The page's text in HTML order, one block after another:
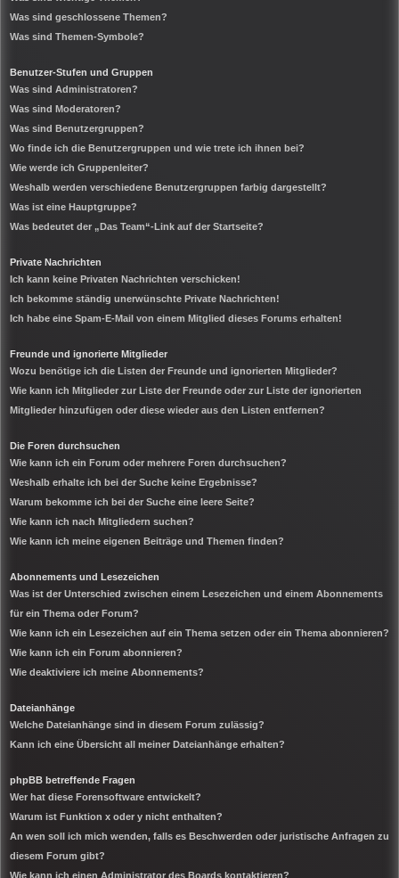
Was sind geschlossene Themen?
Was sind Themen-Symbole?
Benutzer-Stufen und Gruppen
Was sind Administratoren?
Was sind Moderatoren?
Was sind Benutzergruppen?
Wo finde ich die Benutzergruppen und wie trete ich ihnen bei?
Wie werde ich Gruppenleiter?
Weshalb werden verschiedene Benutzergruppen farbig dargestellt?
Was ist eine Hauptgruppe?
Was bedeutet der „Das Team“-Link auf der Startseite?
Private Nachrichten
Ich kann keine Privaten Nachrichten verschicken!
Ich bekomme ständig unerwünschte Private Nachrichten!
Ich habe eine Spam-E-Mail von einem Mitglied dieses Forums erhalten!
Freunde und ignorierte Mitglieder
Wozu benötige ich die Listen der Freunde und ignorierten Mitglieder?
Wie kann ich Mitglieder zur Liste der Freunde oder zur Liste der ignorierten
Mitglieder hinzufügen oder diese wieder aus den Listen entfernen?
Die Foren durchsuchen
Wie kann ich ein Forum oder mehrere Foren durchsuchen?
Weshalb erhalte ich bei der Suche keine Ergebnisse?
Warum bekomme ich bei der Suche eine leere Seite?
Wie kann ich nach Mitgliedern suchen?
Wie kann ich meine eigenen Beiträge und Themen finden?
Abonnements und Lesezeichen
Was ist der Unterschied zwischen einem Lesezeichen und einem Abonnements
für ein Thema oder Forum?
Wie kann ich ein Lesezeichen auf ein Thema setzen oder ein Thema abonnieren?
Wie kann ich ein Forum abonnieren?
Wie deaktiviere ich meine Abonnements?
Dateianhänge
Welche Dateianhänge sind in diesem Forum zulässig?
Kann ich eine Übersicht all meiner Dateianhänge erhalten?
phpBB betreffende Fragen
Wer hat diese Forensoftware entwickelt?
Warum ist Funktion x oder y nicht enthalten?
An wen soll ich mich wenden, falls es Beschwerden oder juristische Anfragen zu
diesem Forum gibt?
Wie kann ich einen Administrator des Boards kontaktieren?